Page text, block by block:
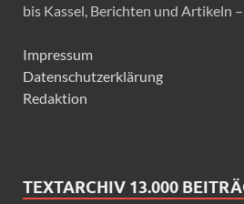
bis Kassel, Berichten und Artikeln
Impressum
Datenschutzerklärung
Redaktion
TEXTARCHIV 13.000